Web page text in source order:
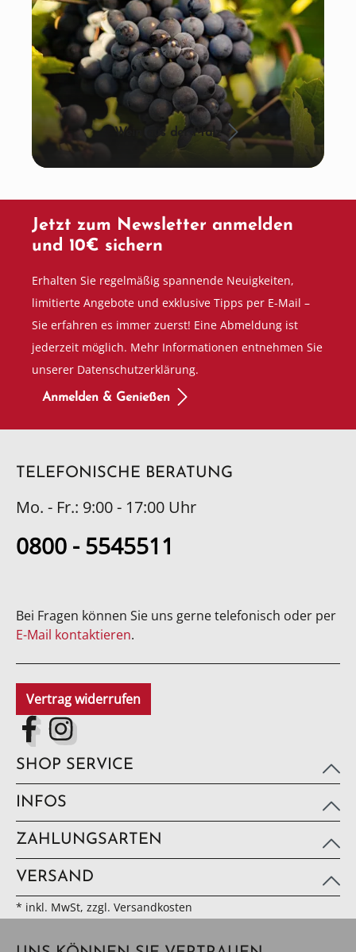
Wein aus der Pfalz
Jetzt zum Newsletter anmelden
und 10€ sichern
Erhalten Sie regelmäßig spannende Neuigkeiten,
limitierte Angebote und exklusive Tipps per E-Mail –
Sie erfahren es immer zuerst! Eine Abmeldung ist
jederzeit möglich. Mehr Informationen entnehmen Sie
unserer Datenschutzerklärung.
Anmelden & Genießen
TELEFONISCHE BERATUNG
Mo. - Fr.: 9:00 - 17:00 Uhr
0800 - 5545511
Bei Fragen können Sie uns gerne telefonisch oder per
E-Mail kontaktieren.
Vertrag widerrufen
SHOP SERVICE
INFOS
ZAHLUNGSARTEN
VERSAND
* inkl. MwSt, zzgl. Versandkosten